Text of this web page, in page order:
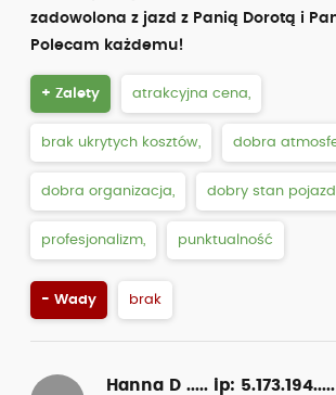
zadowolona z jazd z Panią Dorotą i
Polecam każdemu!
+ Zalety atrakcyjna cena,
brak ukrytych kosztów, dobra
dobra organizacja, dobry stan
profesjonalizm, punktualność
- Wady brak
Hanna D ..... ip: 5.173.194.....